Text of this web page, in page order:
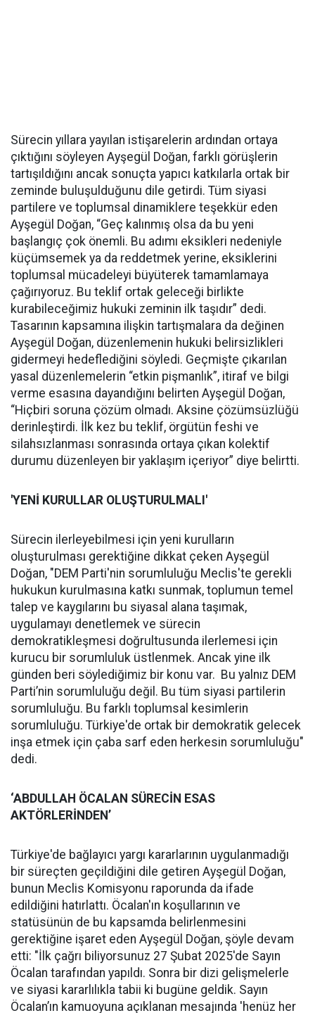
Sürecin yıllara yayılan istişarelerin ardından ortaya
çıktığını söyleyen Ayşegül Doğan, farklı görüşlerin
tartışıldığını ancak sonuçta yapıcı katkılarla ortak bir
zeminde buluşulduğunu dile getirdi. Tüm siyasi
partilere ve toplumsal dinamiklere teşekkür eden
Ayşegül Doğan, “Geç kalınmış olsa da bu yeni
başlangıç çok önemli. Bu adımı eksikleri nedeniyle
küçümsemek ya da reddetmek yerine, eksiklerini
toplumsal mücadeleyi büyüterek tamamlamaya
çağırıyoruz. Bu teklif ortak geleceği birlikte
kurabileceğimiz hukuki zeminin ilk taşıdır” dedi.
Tasarının kapsamına ilişkin tartışmalara da değinen
Ayşegül Doğan, düzenlemenin hukuki belirsizlikleri
gidermeyi hedeflediğini söyledi. Geçmişte çıkarılan
yasal düzenlemelerin “etkin pişmanlık”, itiraf ve bilgi
verme esasına dayandığını belirten Ayşegül Doğan,
“Hiçbiri soruna çözüm olmadı. Aksine çözümsüzlüğü
derinleştirdi. İlk kez bu teklif, örgütün feshi ve
silahsızlanması sonrasında ortaya çıkan kolektif
durumu düzenleyen bir yaklaşım içeriyor” diye belirtti.
'YENİ KURULLAR OLUŞTURULMALI'
Sürecin ilerleyebilmesi için yeni kurulların
oluşturulması gerektiğine dikkat çeken Ayşegül
Doğan, "DEM Parti'nin sorumluluğu Meclis'te gerekli
hukukun kurulmasına katkı sunmak, toplumun temel
talep ve kaygılarını bu siyasal alana taşımak,
uygulamayı denetlemek ve sürecin
demokratikleşmesi doğrultusunda ilerlemesi için
kurucu bir sorumluluk üstlenmek. Ancak yine ilk
günden beri söylediğimiz bir konu var. Bu yalnız DEM
Parti’nin sorumluluğu değil. Bu tüm siyasi partilerin
sorumluluğu. Bu farklı toplumsal kesimlerin
sorumluluğu. Türkiye'de ortak bir demokratik gelecek
inşa etmek için çaba sarf eden herkesin sorumluluğu"
dedi.
‘ABDULLAH ÖCALAN SÜRECİN ESAS
AKTÖRLERİNDEN’
Türkiye'de bağlayıcı yargı kararlarının uygulanmadığı
bir süreçten geçildiğini dile getiren Ayşegül Doğan,
bunun Meclis Komisyonu raporunda da ifade
edildiğini hatırlattı. Öcalan'ın koşullarının ve
statüsünün de bu kapsamda belirlenmesini
gerektiğine işaret eden Ayşegül Doğan, şöyle devam
etti: "İlk çağrı biliyorsunuz 27 Şubat 2025'de Sayın
Öcalan tarafından yapıldı. Sonra bir dizi gelişmelerle
ve siyasi kararlılıkla tabii ki bugüne geldik. Sayın
Öcalan’ın kamuoyuna açıklanan mesajında 'henüz her